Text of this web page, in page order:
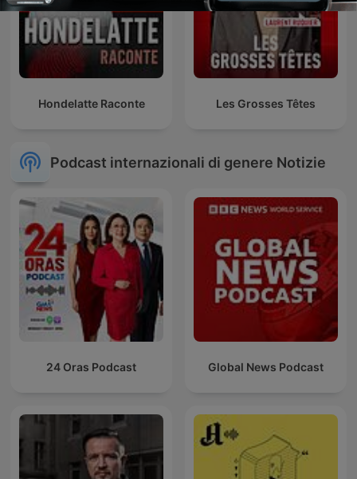
Hondelatte Raconte Les Grosses Têtes
Podcast internazionali di genere Notizie
24 Oras Podcast Global News Podcast